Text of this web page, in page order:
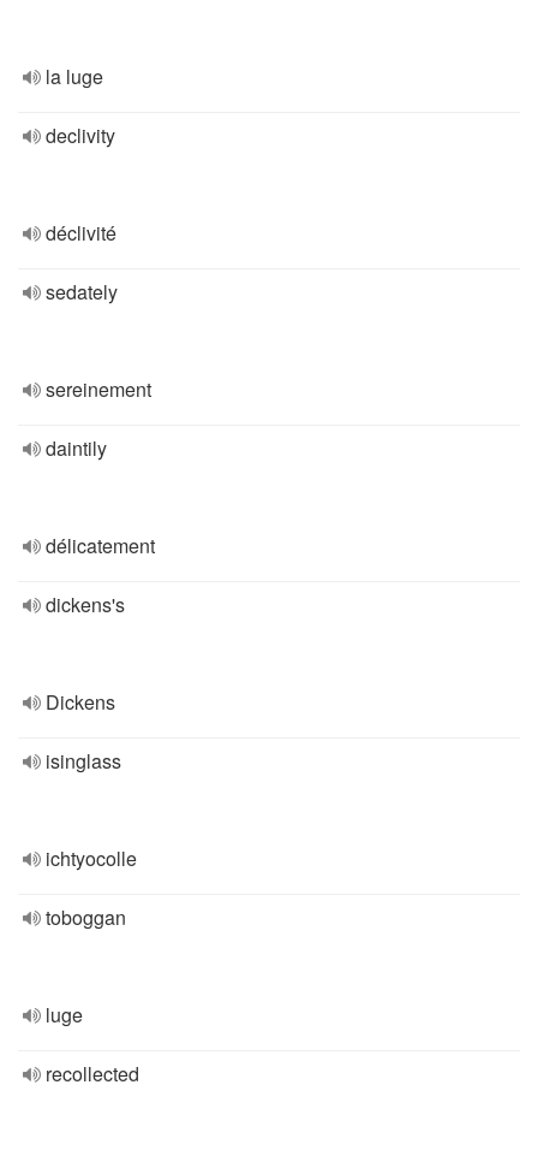
la luge
declivity
déclivité
sedately
sereinement
daintily
délicatement
dickens's
Dickens
isinglass
ichtyocolle
toboggan
luge
recollected